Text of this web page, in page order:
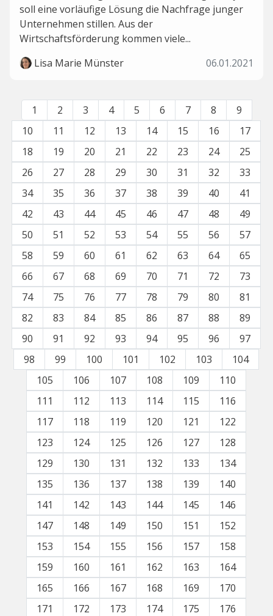
soll eine vorläufige Lösung die Nachfrage junger
Unternehmen stillen. Aus der
Wirtschaftsförderung kommen viele...
Lisa Marie Münster
06.01.2021
1 2 3 4 5 6 7 8
9
10
11 12 13 14 15 16
17
18
19 20 21 22 23 24
25
26
27 28 29 30 31 32
33
34
35 36 37 38 39 40
41
42
43 44 45 46 47 48
49
50
51 52 53 54 55 56
57
58
59 60 61 62 63 64
65
66
67 68 69 70 71 72
73
74
75 76 77 78 79 80
81
82
83 84 85 86 87 88
89
90
91 92 93 94 95 96
97
98
99 100 101 102 103
104
105
106 107 108 109
110
111
112 113 114 115
116
117
118 119 120 121
122
123
124 125 126 127
128
129
130 131 132 133
134
135
136 137 138 139
140
141
142 143 144 145
146
147
148 149 150 151
152
153
154 155 156 157
158
159
160 161 162 163
164
165
166 167 168 169
170
171
172 173 174 175
176